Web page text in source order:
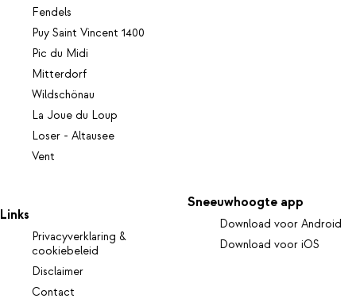
Fendels
Puy Saint Vincent 1400
Pic du Midi
Mitterdorf
Wildschönau
La Joue du Loup
Loser - Altausee
Vent
Links
Privacyverklaring &
cookiebeleid
Disclaimer
Contact
Sneeuwhoogte app
Download voor Android
Download voor iOS